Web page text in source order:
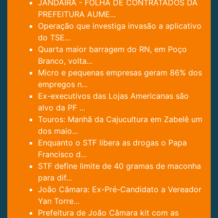
JANDAIRA - FOLHA DE CONTRATADOS DA
PREFEITURA AUME...
Operação que investiga invasão a aplicativo
do TSE...
Quarta maior barragem do RN, em Poço
Branco, volta...
Micro e pequenas empresas geram 86% dos
empregos n...
Ex-executivos das Lojas Americanas são
alvo da PF ...
Touros: Manhã da Cajucultura em Zabelê um
dos maio...
Enquanto o STF libera as drogas o Papa
Francisco d...
STF define limite de 40 gramas de maconha
para dif...
João Câmara: Ex-Pré-Candidato a Vereador
Yan Torre...
Prefeitura de João Câmara kit com as